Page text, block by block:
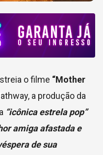
o filme “Mother
a produção da
“icônica estrela pop”
amiga afastada e
de sua